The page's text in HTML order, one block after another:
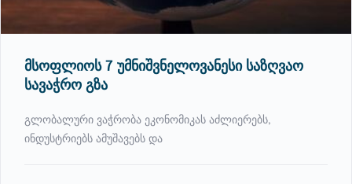
მსოფლიოს 7 უმნიშვნელოვანესი საზღვაო
სავაჭრო გზა
გლობალური ვაჭრობა ეკონომიკას აძლიერებს,
ინდუსტრიებს ამუშავებს და